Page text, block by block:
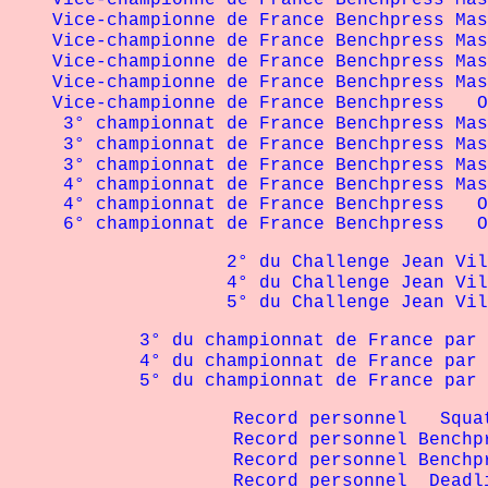
Vice-championne de France Benchpress
Vice-championne de France Benchpress
Vice-championne de France Benchpress
Vice-championne de France Benchpress
Vice-championne de France
3° championnat de France Benchpress
3° championnat de France Benchpress
3° championnat de France Benchpress
4° championnat de France Benchpress
4° championnat de France Benchpress
6° championnat de France
2° du Challenge Jean Villenave
4° du Challenge Jean Villenave
5° du Challenge Jean
3° du championnat de France par
4° du championnat de France par
5° du championnat de France par
Record personnel
Record personnel
Record personnel
Record personnel